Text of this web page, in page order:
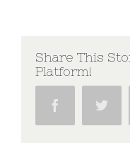
Share This
Platform!
Facebook